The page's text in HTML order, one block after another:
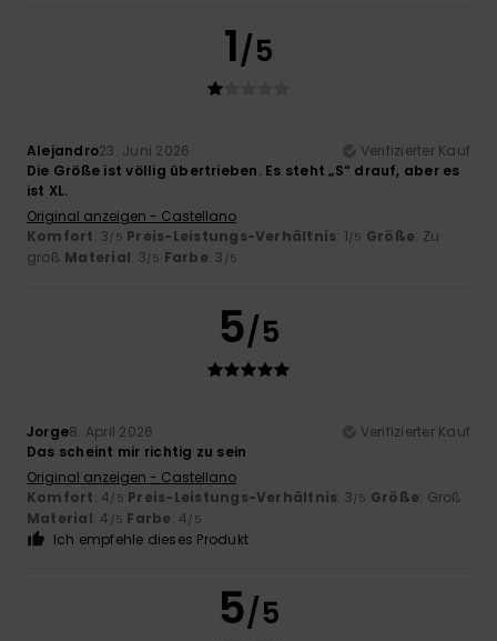
1/5
Alejandro23. Juni 2026
Verifizierter Kauf
Die Größe ist völlig übertrieben. Es steht „S“ drauf, aber es
ist XL.
Original anzeigen - Castellano
Komfort: 3/5 Preis-Leistungs-Verhältnis: 1/5 Größe: Zu
groß Material: 3/5 Farbe: 3 /5
5/5
Jorge8. April 2026
Verifizierter Kauf
Das scheint mir richtig zu sein
Original anzeigen - Castellano
Komfort: 4/5 Preis-Leistungs-Verhältnis: 3/5 Größe: Groß
Material: 4 /5 Farbe: 4/5
Ich empfehle dieses Produkt
5/5